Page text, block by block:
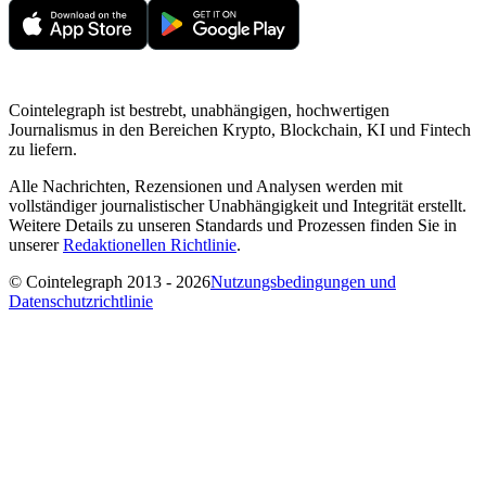
Cointelegraph ist bestrebt, unabhängigen, hochwertigen
Journalismus in den Bereichen Krypto, Blockchain, KI und Fintech
zu liefern.
Alle Nachrichten, Rezensionen und Analysen werden mit
vollständiger journalistischer Unabhängigkeit und Integrität erstellt.
Weitere Details zu unseren Standards und Prozessen finden Sie in
unsererRedaktionellen Richtlinie.
© Cointelegraph 2013 - 2026Nutzungsbedingungen und
Datenschutzrichtlinie